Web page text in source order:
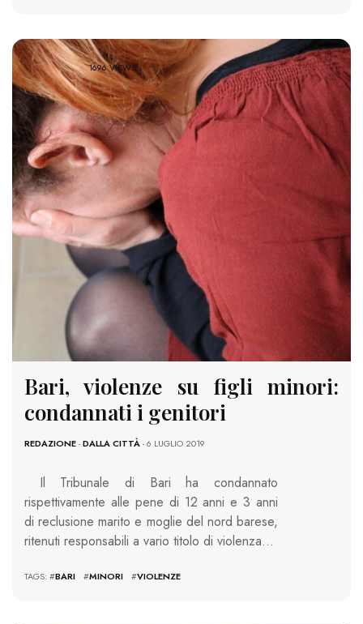
1696 VIEWS
Bari, violenze su figli minori:
condannati i genitori
REDAZIONE-DALLA CITTÀ- 6 LUGLIO 2019
Il Tribunale di Bari ha condannato
rispettivamente alle pene di 12 anni e 3 anni
di reclusione marito e moglie del nord barese,
ritenuti responsabili a vario titolo di violenza…
TAGS: #BARI #MINORI #VIOLENZE